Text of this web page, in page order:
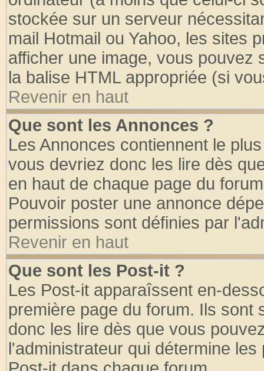
stockée sur un serveur
mail Hotmail ou Yahoo, les sites
afficher une image, vous pouvez
la balise HTML appropriée (si
Revenir en haut
Que sont les Annonces ?
Les Annonces contiennent le
vous devriez donc les lire dès
en haut de chaque page du
Pouvoir poster une annonce
permissions sont définies par
Revenir en haut
Que sont les Post-it ?
Les Post-it apparaîssent en-
première page du forum. Ils
donc les lire dès que vous
l'administrateur qui détermine